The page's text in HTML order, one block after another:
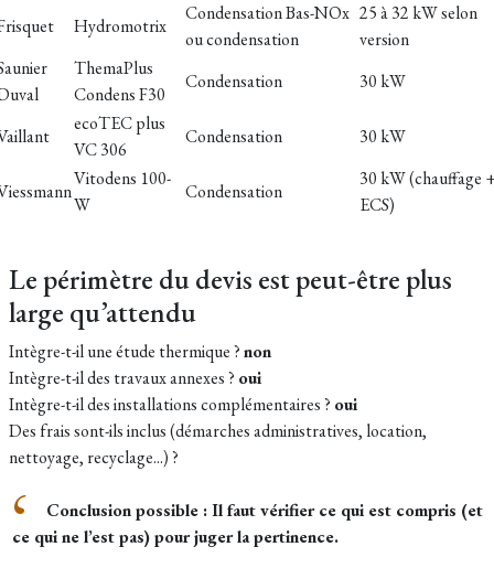
Hydromotrix
Condensation Bas-NOx
ou condensation
25 à 32 kW selon
version
ThemaPlus
Condens F30
Condensation 30 kW
ecoTEC plus
VC 306
Condensation 30 kW
Vitodens 100-
W
Condensation
30 kW (chauffage
ECS)
Le périmètre du devis est peut-être plus
large qu’attendu
Intègre-t-il une étude thermique ?non
Intègre-t-il des travaux annexes ? oui
Intègre-t-il des installations complémentaires ? oui​
Des frais sont-ils inclus (démarches administratives, location,
nettoyage, recyclage...) ?
Conclusion possible : Il faut vérifier ce qui est compris (et
ce qui ne l’est pas) pour juger la pertinence.